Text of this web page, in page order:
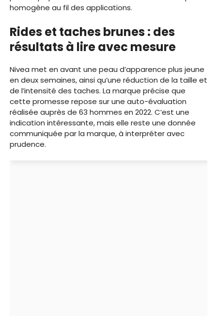
homogène au fil des applications.
Rides et taches brunes : des
résultats à lire avec mesure
Nivea met en avant une peau d’apparence plus jeune
en deux semaines, ainsi qu’une réduction de la taille et
de l’intensité des taches. La marque précise que
cette promesse repose sur une auto-évaluation
réalisée auprès de 63 hommes en 2022. C’est une
indication intéressante, mais elle reste une donnée
communiquée par la marque, à interpréter avec
prudence.